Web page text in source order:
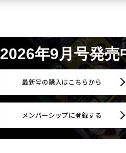
2026年9月号発売
最新号の購入はこちらから
メンバーシップに登録する